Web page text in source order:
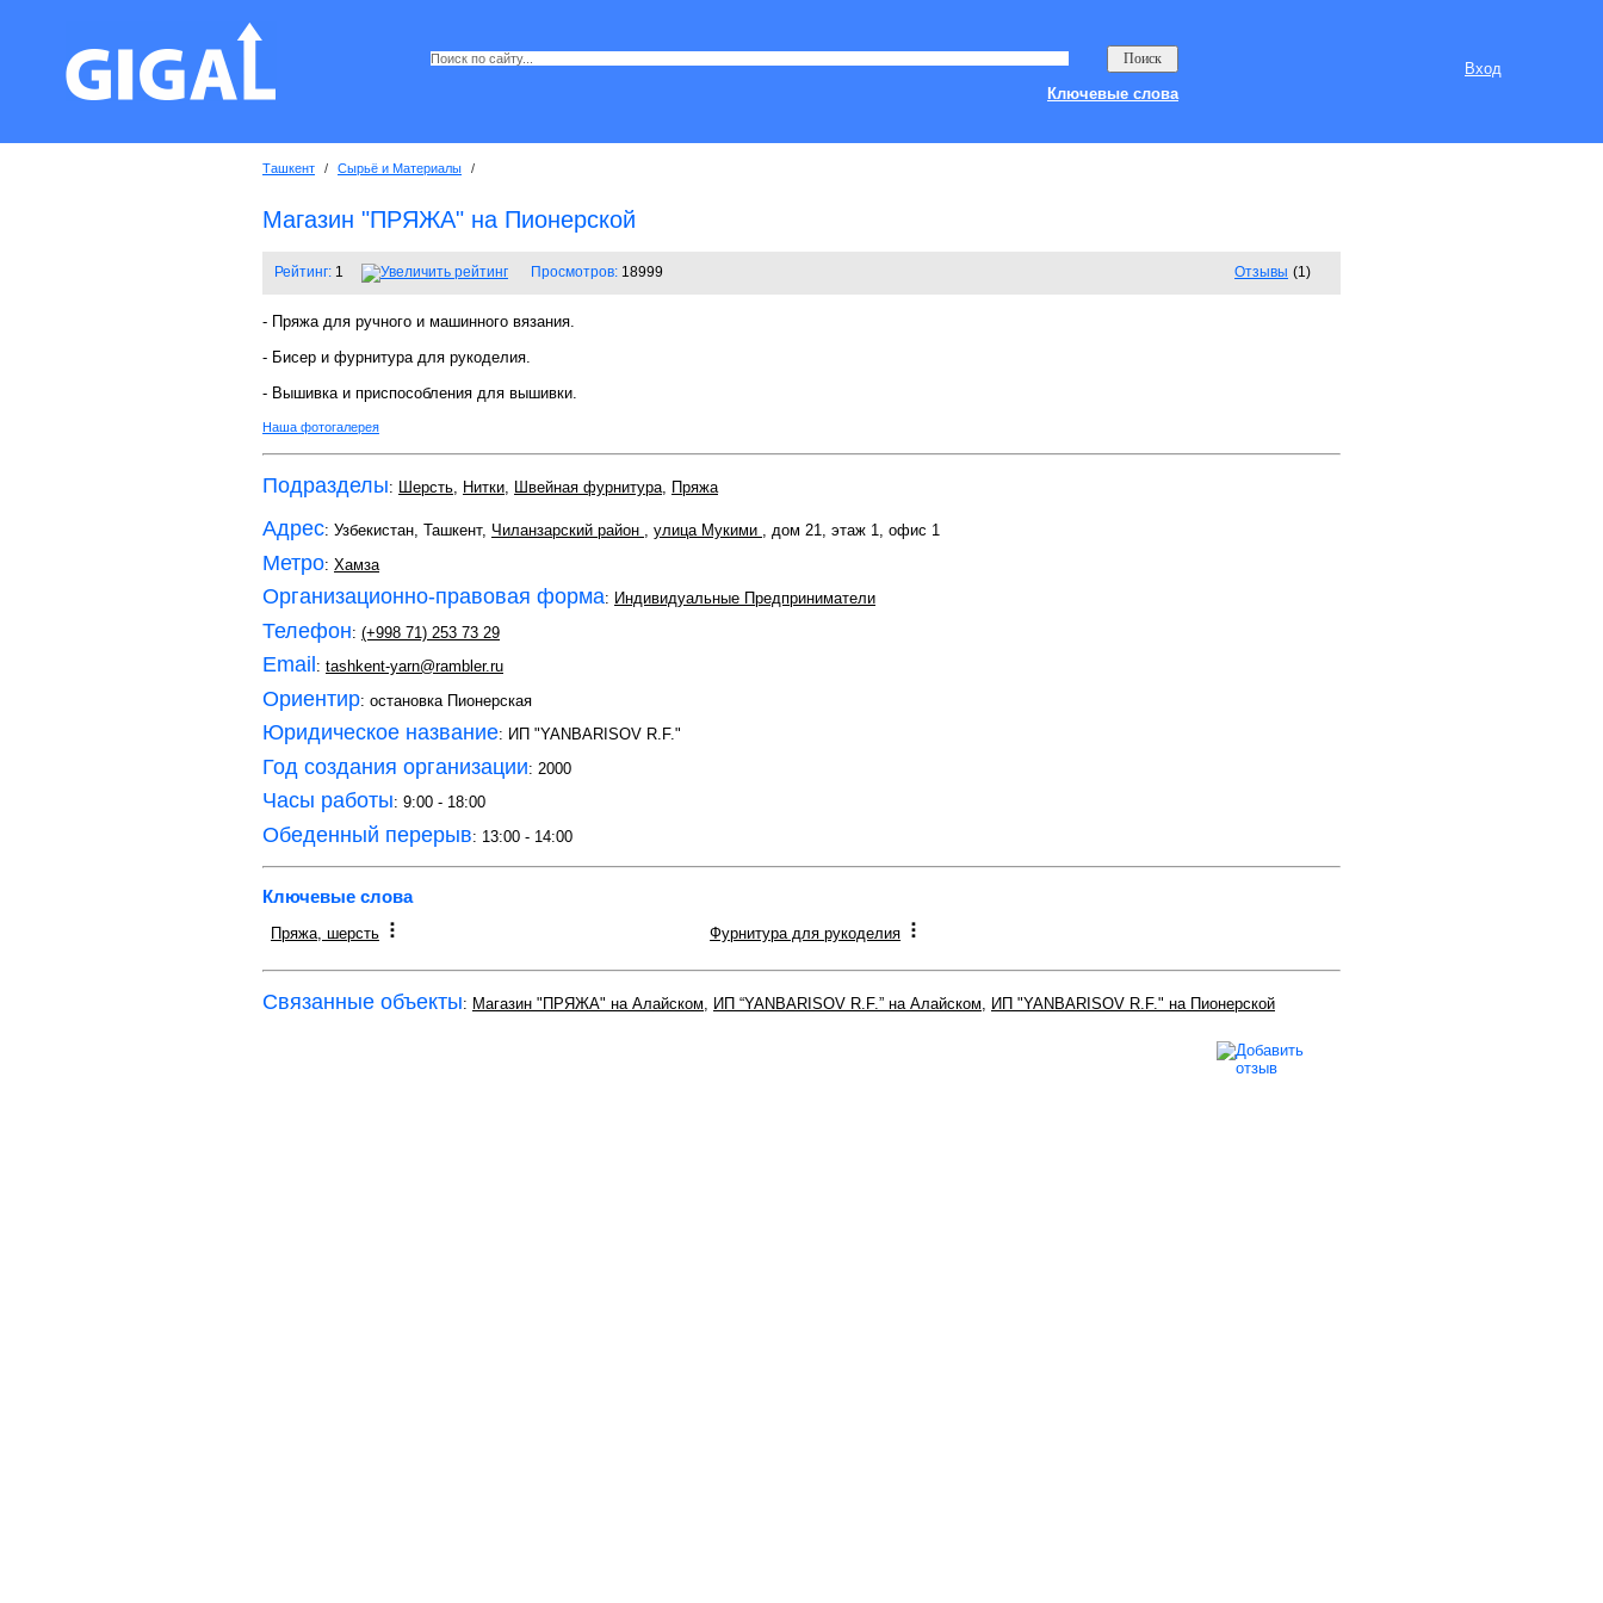
Вход
Ключевые слова
Ташкент / Сырьё и Материалы /
Магазин "ПРЯЖА" на Пионерской
Рейтинг: 1 Просмотров: 18999 Отзывы (1)
- Пряжа для ручного и машинного вязания.
- Бисер и фурнитура для рукоделия.
- Вышивка и приспособления для вышивки.
Наша фотогалерея
Подразделы: Шерсть, Нитки, Швейная фурнитура, Пряжа
Адрес: Узбекистан, Ташкент, Чиланзарский район , улица Мукими , дом 21, этаж 1, офис 1
Метро: Хамза
Организационно-правовая форма: Индивидуальные Предприниматели
Телефон: (+998 71) 253 73 29
Email : tashkent-yarn@rambler.ru
Ориентир: остановка Пионерская
Юридическое название: ИП "YANBARISOV R.F."
Год создания организации: 2000
Часы работы: 9:00 - 18:00
Обеденный перерыв: 13:00 - 14:00
Ключевые слова
Пряжа, шерсть Фурнитура для рукоделия
Связанные объекты: Магазин "ПРЯЖА" на Алайском ИП “YANBARISOV R.F.” на Алайском ИП "YANBARISOV R.F." на Пионерской